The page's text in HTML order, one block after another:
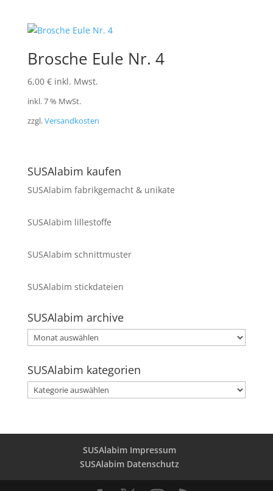
Brosche Eule Nr. 4
6,00 € inkl. Mwst.
inkl. 7 % MwSt.
zzgl.Versandkosten
SUSAlabim kaufen
SUSAlabim fabrikgemacht & unikate
SUSAlabim lillestoffe
SUSAlabim schnittmuster
SUSAlabim stickdateien
SUSAlabim archive
SUSAlabim
archive
SUSAlabim kategorien
SUSAlabim
kategorien
SUSAlabim Impressum
SUSAlabim Datenschutz